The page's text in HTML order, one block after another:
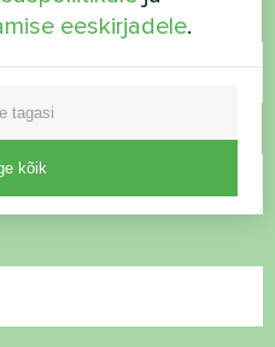
eeskirjadele.
tagasi
kõik